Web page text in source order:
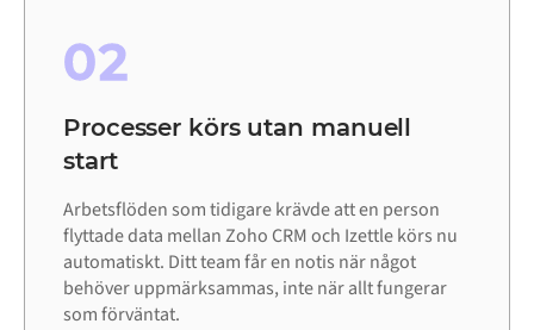
02
Processer körs utan manuell
start
Arbetsflöden som tidigare krävde att en person
flyttade data mellan Zoho CRM och Izettle körs nu
automatiskt. Ditt team får en notis när något
behöver uppmärksammas, inte när allt fungerar
som förväntat.